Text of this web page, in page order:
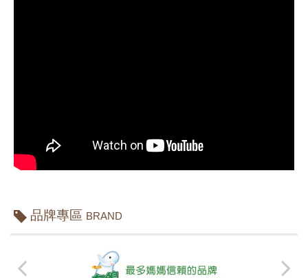
品牌專區 BRAND